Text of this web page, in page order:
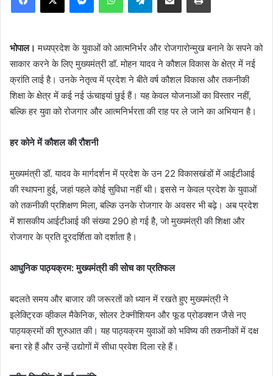
भोपाल। मध्यप्रदेश के युवाओं को आत्मनिर्भर और रोजगारोन्मुख बनाने के सपने को
साकार करने के लिए मुख्यमंत्री डॉ. मोहन यादव ने कौशल विकास के क्षेत्र में नई
क्रांति लाई है। उनके नेतृत्व में प्रदेश ने बीते वर्ष कौशल विकास और तकनीकी
शिक्षा के क्षेत्र में कई नई ऊंचाइयां छुई हैं। यह केवल योजनाओं का विस्तार नहीं,
बल्कि हर युवा को रोजगार और आत्मनिर्भरता की राह पर ले जाने का अभियान है।
हर कोने में कौशल की रौशनी
मुख्यमंत्री डॉ. यादव के मार्गदर्शन में प्रदेश के उन 22 विकासखंडों में आईटीआई
की स्थापना हुई, जहां पहले कोई सुविधा नहीं थी। इससे न केवल प्रदेश के युवाओं
को तकनीकी प्रशिक्षण मिला, बल्कि उनके रोजगार के अवसर भी बढ़े। अब प्रदेश
में शासकीय आईटीआई की संख्या 290 हो गई है, जो मुख्यमंत्री की शिक्षा और
रोजगार के प्रति दूरदर्शिता को दर्शाता है।
आधुनिक पाठ्यक्रम: मुख्यमंत्री की सोच का प्रतिफल
बदलते समय और बाजार की जरूरतों को ध्यान में रखते हुए मुख्यमंत्री ने
इलेक्ट्रिक व्हीकल मैकेनिक, सोलर टेक्नीशियन और फूड प्रोडक्शन जैसे नए
पाठ्यक्रमों की शुरुआत की। यह पाठ्यक्रम युवाओं को भविष्य की तकनीकों में दक्ष
बना रहे हैं और उन्हें उद्योगों में सीधा प्रवेश दिला रहे हैं।